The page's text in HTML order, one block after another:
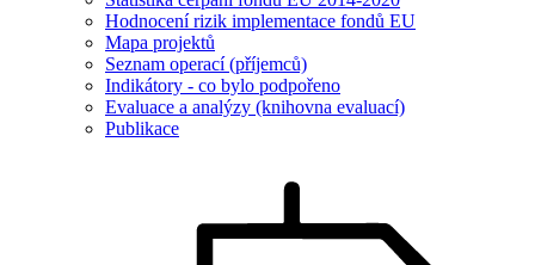
Hodnocení rizik implementace fondů EU
Mapa projektů
Seznam operací (příjemců)
Indikátory - co bylo podpořeno
Evaluace a analýzy (knihovna evaluací)
Publikace